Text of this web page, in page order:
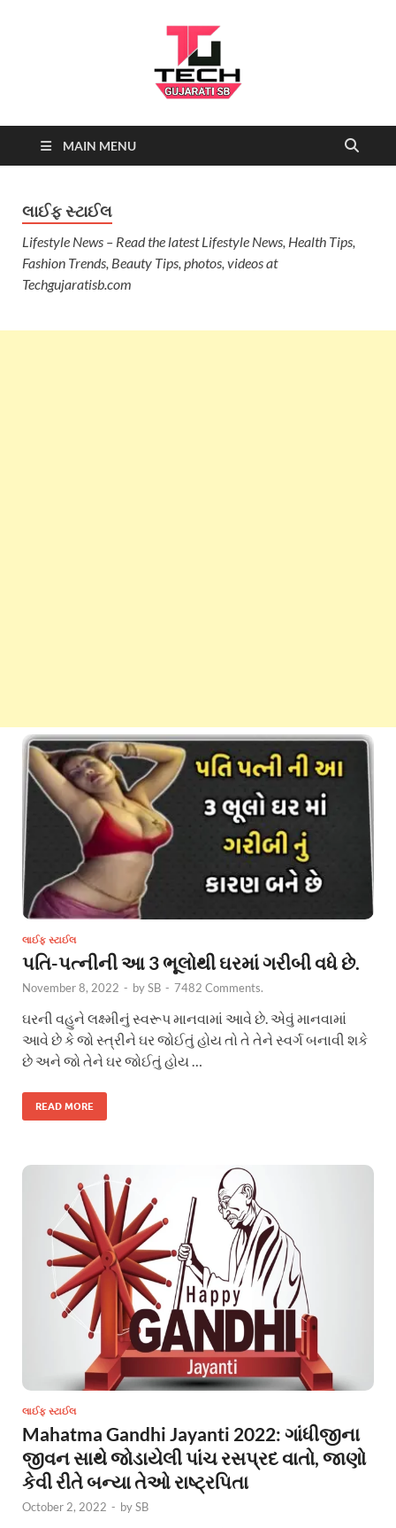
Tech
news daily, new best tech gadgets
reviews which include mobiles,
MAIN MENU
લાઈફ સ્ટાઈલ
Lifestyle News – Read the latestLifestyle News, Health Tips,
Fashion Trends, Beauty Tips, photos, videos at
Techgujaratisb.com
લાઈફ સ્ટાઈલ
પતિ-પત્નીની આ 3 ભૂલોથી ઘરમાં ગરીબી વધે છે.
November 8, 2022 - bySB - 7482 Comments.
ઘરની વહુને લક્ષ્મીનું સ્વરૂપ માનવામાં આવે છે. એવું માનવામાં
આવે છે કે જો સ્ત્રીને ઘર જોઈતું હોય તો તે તેને સ્વર્ગ બનાવી શકે
છે અને જો તેને ઘર જોઈતું હોય …
READ MORE
લાઈફ સ્ટાઈલ
Mahatma Gandhi Jayanti 2022: ગાંધીજીના
જીવન સાથે જોડાયેલી પાંચ રસપ્રદ વાતો, જાણો
કેવી રીતે બન્યા તેઓ રાષ્ટ્રપિતા
October 2, 2022 - bySB